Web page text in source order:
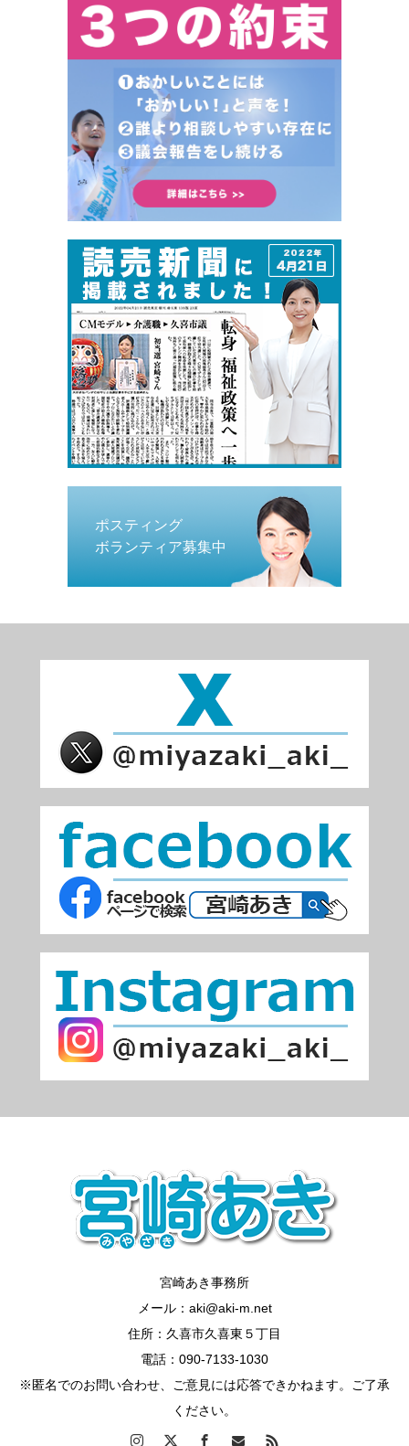
ポスティング
ボランティア募集中
宮崎あき事務所
メール：aki@aki-m.net
住所：久喜市久喜東５丁目
電話：090-7133-1030
※匿名でのお問い合わせ、ご意見には応答できかねます。ご了承
ください。